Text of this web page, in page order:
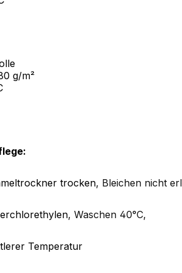
g/m²
trocken, Bleichen nicht
, Waschen 40°C,
Temperatur